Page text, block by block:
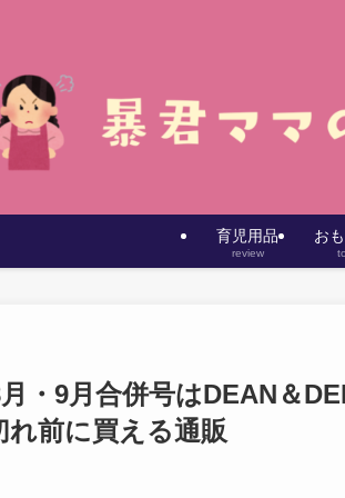
育児用品
review
お
月・9月合併号はDEAN＆
前に買える通販